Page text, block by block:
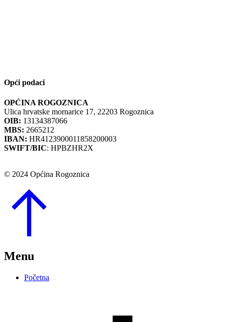
Opći podaci
OPĆINA ROGOZNICA
Ulica hrvatske mornarice 17, 22203 Rogoznica
OIB: 13134387066
MBS: 2665212
IBAN: HR4123900011858200003
SWIFT/BIC: HPBZHR2X
© 2024 Općina Rogoznica
Menu
Početna